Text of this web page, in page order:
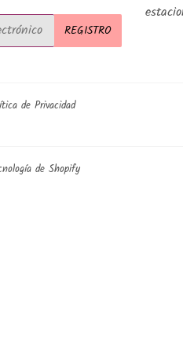
REGISTRO
de Privacidad
de Shopify